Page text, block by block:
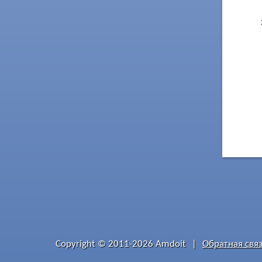
Copyright © 2011-2026 Amdoit Обратная